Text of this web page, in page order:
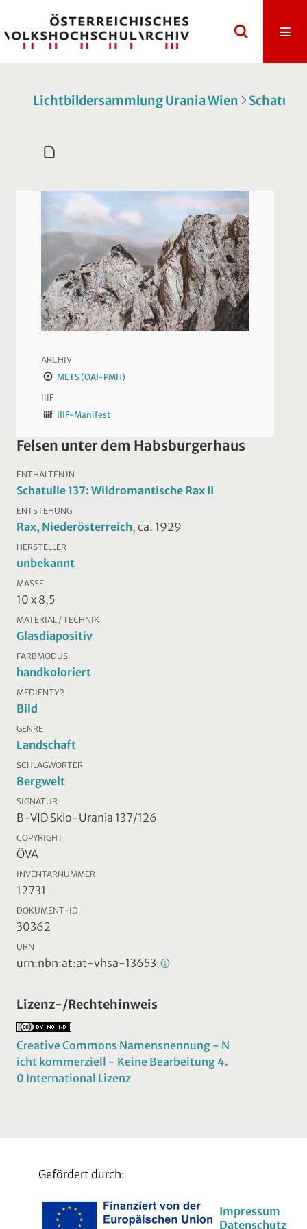
Lichtbildersammlung Urania Wien Schatulle
ARCHIV
METS (OAI-PMH)
IIIF
IIIF-Manifest
Felsen unter dem Habsburgerhaus
ENTHALTEN IN
Schatulle 137: Wildromantische Rax II
ENTSTEHUNG
Rax, Niederösterreich, ca. 1929
HERSTELLER
unbekannt
MASSE
10 x 8,5
MATERIAL / TECHNIK
Glasdiapositiv
FARBMODUS
handkoloriert
MEDIENTYP
Bild
GENRE
Landschaft
SCHLAGWÖRTER
Bergwelt
SIGNATUR
B-VID Skio-Urania 137/126
COPYRIGHT
ÖVA
INVENTARNUMMER
12731
DOKUMENT-ID
30362
URN
urn:nbn:at:at-vhsa-13653
Lizenz-/Rechtehinweis
Creative Commons Namensnennung - N
icht kommerziell - Keine Bearbeitung 4.
0 International Lizenz
Gefördert durch:
Impressum
Datenschutz